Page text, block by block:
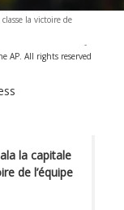
la victoire de
-
AP. All rights reserved
la capitale
de l’équipe